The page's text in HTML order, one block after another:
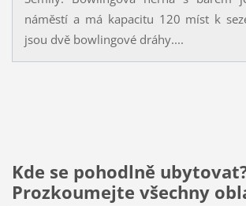
náměstí a má kapacitu 120 míst k
jsou dvě bowlingové dráhy....
Kde se pohodlně
Prozkoumejte všechny